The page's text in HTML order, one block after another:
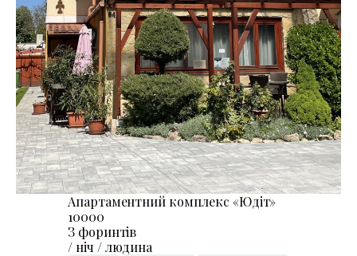
Апартаментний комплекс «Юдіт»
10000
З форинтів
/ ніч / людина